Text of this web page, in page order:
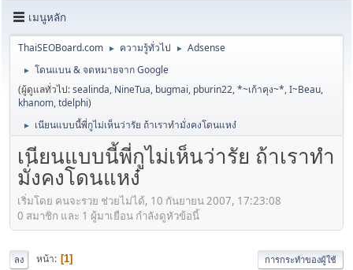
เมนูหลัก
ThaiSEOBoard.com ► ความรู้ทั่วไป ► Adsense
►
โดนแบน & จดหมายจาก Google
(ผู้ดูแลทั่วไป:sealinda, NineTua, bugmai, pburin22,*~เก้าคุง~*,I~Beau,
khanom,tdelphi)
► เนียนแบบนี้พี่กูไม่เห็นว่ารัย ถ้าเราทำมั่งคงโดนแหง๋
เนียนแบบนี้พี่กูไม่เห็นว่ารัย ถ้าเราทำ
มั่งคงโดนแหง๋
เริ่มโดย คนจะรวย ช่วยไม่ได้, 10 กันยายน 2007, 17:23:08
0 สมาชิก และ 1 ผู้มาเยือน กำลังดูหัวข้อนี้
ลง หน้า 1 การกระทำของผู้ใช้